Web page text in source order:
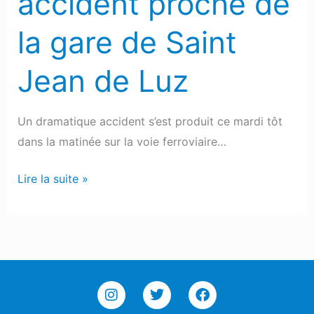
la gare de Saint
Jean de Luz
Un dramatique accident s’est produit ce mardi tôt
dans la matinée sur la voie ferroviaire…
de
Lire la suite »
I
n
T
w
F
a